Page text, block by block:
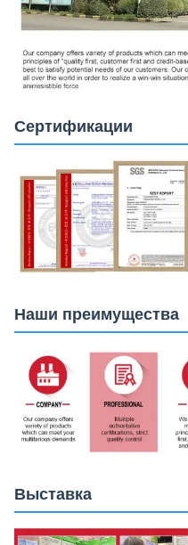
Сертификации
Наши преимущества
Выставка